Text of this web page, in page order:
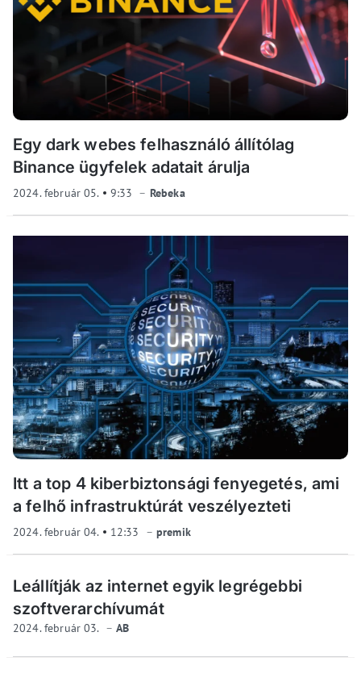
Egy dark webes felhasználó állítólag
Binance ügyfelek adatait árulja
2024. február 05. 9:33 Rebeka
Itt a top 4 kiberbiztonsági fenyegetés, ami
a felhő infrastruktúrát veszélyezteti
2024. február 04. 12:33 premik
Leállítják az internet egyik legrégebbi
szoftverarchívumát
2024. február 03. AB